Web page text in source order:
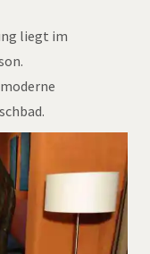
liegt im